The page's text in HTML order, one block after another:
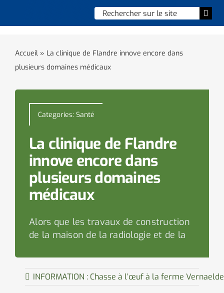
Chercher
:
Vie municipale
Enfance, jeunesse & sports
Culture et loisirs
Social & solidarité
Accueil» La clinique de Flandre innove encore dans
plusieurs domaines médicaux
Categories: Santé
La clinique de Flandre
innove encore dans
plusieurs domaines
médicaux
Alors que les travaux de construction
de la maison de la radiologie et de la
INFORMATION : Chasse à l’œuf à la ferme Vernaelde